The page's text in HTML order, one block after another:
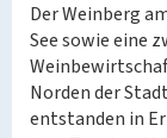
Der Weinberg
See sowie eine
Norden der
entstanden in